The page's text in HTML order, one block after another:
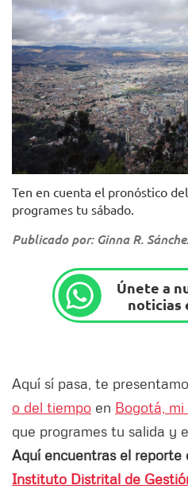
Foto:
Ten en cuenta el pronóstico
programes tu sábado.
Publicado por: Ginna R.
Únete a
noticias
Aquí sí pasa, te
o del tiempo en Bogotá, mi
que programes tu salida y
Aquí encuentras el reporte
Instituto Distrital de